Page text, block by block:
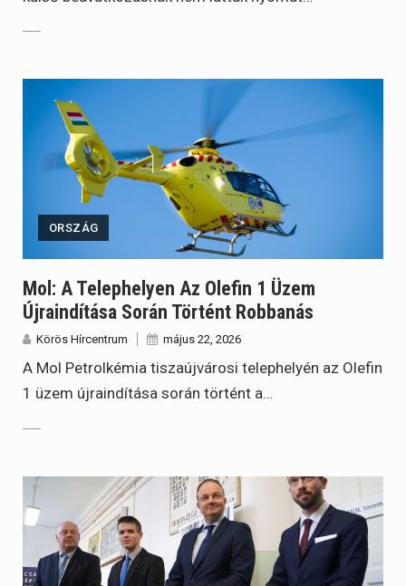
ORSZÁG
Mol: A Telephelyen Az Olefin 1 Üzem
Újraindítása Során Történt Robbanás
Körös Hírcentrum május 22, 2026
A Mol Petrolkémia tiszaújvárosi telephelyén az Olefin
1 üzem újraindítása során történt a…